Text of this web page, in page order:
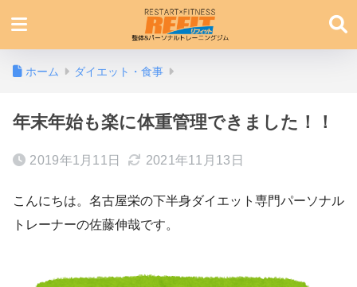
ホーム ダイエット・食事
年末年始も楽に体重管理できました！！
2019年1月11日 2021年11月13日
こんにちは。名古屋栄の下半身ダイエット専門パーソナル
トレーナーの佐藤伸哉です。